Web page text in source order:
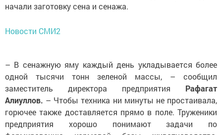
начали заготовку сена и сенажа.
Новости СМИ2
– В сенажную яму каждый день укладывается более
одной тысячи тонн зеленой массы, – сообщил
заместитель директора предприятия Рафагат
Алиуллов. – Чтобы техника ни минуты не простаивала,
горючее также доставляется прямо в поле. Труженики
предприятия хорошо понимают задачи по